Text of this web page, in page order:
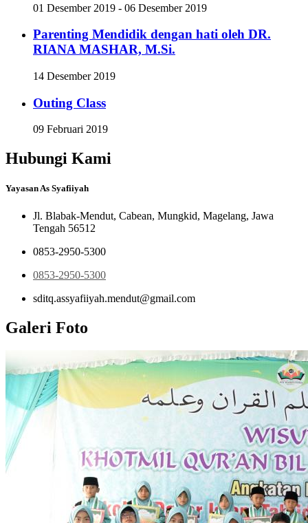
01 Desember 2019 - 06 Desember 2019
Parenting Mendidik dengan hati oleh DR.
RIANA MASHAR, M.Si.
14 Desember 2019
Outing Class
09 Februari 2019
Hubungi Kami
Yayasan As Syafiiyah
Jl. Blabak-Mendut, Cabean, Mungkid, Magelang, Jawa
Tengah 56512
0853-2950-5300
0853-2950-5300
sditq.assyafiiyah.mendut@gmail.com
Galeri Foto